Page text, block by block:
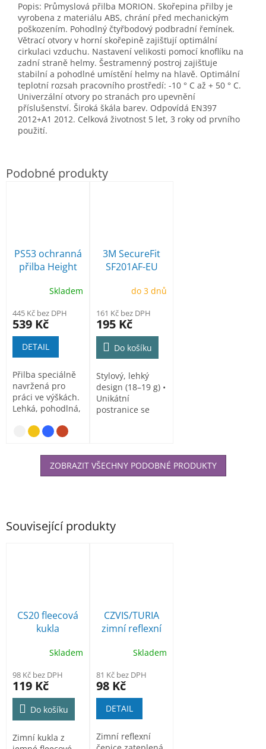
Související produkty
CS20 fleecová
kukla
Skladem
98 Kč bez DPH
119 Kč
Do košíku
Zimní kukla z
CZVIS/TURIA
zimní reflexní
Skladem
81 Kč bez DPH
98 Kč
DETAIL
Zimní reflexní
Popis: Průmyslová přilba MORION. Skořepina přilby je
vyrobena z materiálu ABS, chrání před mechanickým
poškozením. Pohodlný čtyřbodový podbradní řemínek.
Větrací otvory v horní skořepině zajišťují optimální
cirkulaci vzduchu. Nastavení velikosti pomocí knoflíku na
zadní straně helmy. Šestramenný postroj zajišťuje
stabilní a pohodlné umístění helmy na hlavě. Optimální
teplotní rozsah pracovního prostředí: -10 ° C až + 50 ° C.
Univerzální otvory po stranách pro upevnění
příslušenství. Široká škála barev. Odpovídá EN397
2012+A1 2012. Celková životnost 5 let, 3 roky od prvního
použití.
PS53 ochranná
přilba Height
práci ve
Skladem
445 Kč bez DPH
539 Kč
DETAIL
Přilba speciálně
navržená pro
práci ve výškách.
Lehká, pohodlná,
3M SecureFit
SF201AF-EU
- čiré
do 3 dnů
161 Kč bez DPH
195 Kč
Do košíku
Stylový, lehký
design (18–19 g) •
Unikátní
postranice se
ZOBRAZIT VŠECHNY PODOBNÉ PRODUKTY